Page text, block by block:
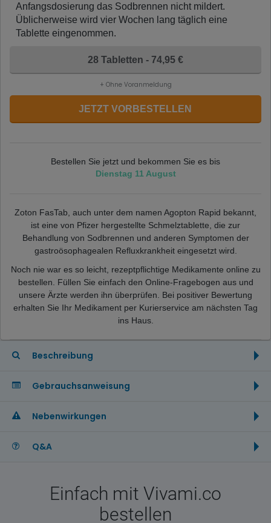
Anfangsdosierung das Sodbrennen nicht mildert.
Üblicherweise wird vier Wochen lang täglich eine
Tablette eingenommen.
28 Tabletten - 74,95 €
+ Ohne Voranmeldung
JETZT VORBESTELLEN
Bestellen Sie jetzt und bekommen Sie es bis
Dienstag 11 August
Zoton FasTab, auch unter dem namen Agopton Rapid bekannt,
ist eine von Pfizer hergestellte Schmelztablette, die zur
Behandlung von Sodbrennen und anderen Symptomen der
gastroösophagealen Refluxkrankheit eingesetzt wird.
Noch nie war es so leicht, rezeptpflichtige Medikamente online zu
bestellen. Füllen Sie einfach den Online-Fragebogen aus und
unsere Ärzte werden ihn überprüfen. Bei positiver Bewertung
erhalten Sie Ihr Medikament per Kurierservice am nächsten Tag
ins Haus.
Beschreibung
Gebrauchsanweisung
Nebenwirkungen
Q&A
Einfach mit Vivami.co
bestellen